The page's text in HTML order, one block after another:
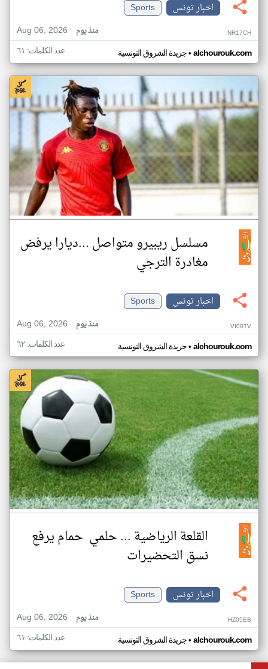
اخبار تونس
Sports
Aug 06, 2026
منذ يوم NR17CH
جريدة الشروق التونسية• alchourouk.com عدد الكلمات: ٦١
مسلسل ريبيرو متواصل ...ديارا يرفض
مغادرة الترجي
اخبار تونس
Sports
Aug 06, 2026
منذ يوم VI00TV
جريدة الشروق التونسية• alchourouk.com عدد الكلمات: ٦٢
القلعة الرياضية ... حلمي حمام يرفع
نسق التحضيرات
اخبار تونس
Sports
Aug 06, 2026
منذ يوم HZ05EB
جريدة الشروق التونسية• alchourouk.com عدد الكلمات: ٦١